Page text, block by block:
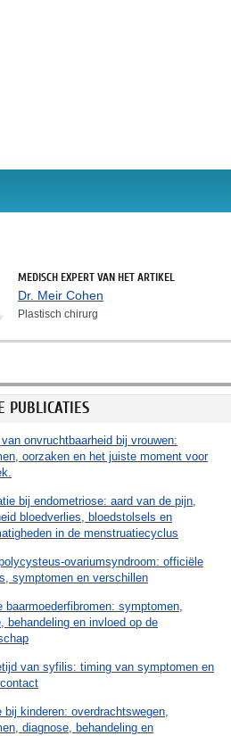
MEDISCH EXPERT VAN HET ARTIKEL
Dr. Meir Cohen
Plastisch chirurg
PUBLICATIES
onvruchtbaarheid bij vrouwen:
oorzaken en het juiste moment voor
bij endometriose: aard van de pijn,
bloedverlies, bloedstolsels en
in de menstruatiecyclus
ovariumsyndroom: officiële
symptomen en verschillen
baarmoederfibromen: symptomen,
behandeling en invloed op de
van syfilis: timing van symptomen en
bij kinderen: overdrachtswegen,
diagnose, behandeling en